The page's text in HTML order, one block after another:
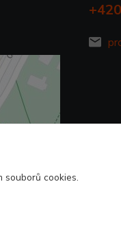
souborů cookies.